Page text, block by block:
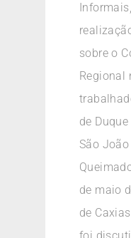
sobre o
Regional
de
São
de maio
de